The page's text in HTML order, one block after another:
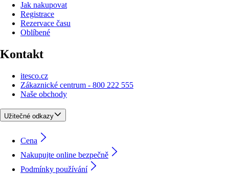
Jak nakupovat
Registrace
Rezervace času
Oblíbené
Kontakt
itesco.cz
Zákaznické centrum - 800 222 555
Naše obchody
Užitečné odkazy
Cena
Nakupujte online bezpečně
Podmínky používání